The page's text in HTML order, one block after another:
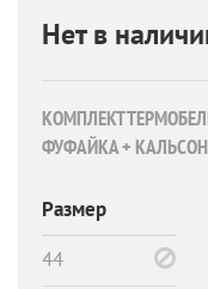
Нет в
КОМПЛЕКТ
ФУФАЙКА +
Размер
44